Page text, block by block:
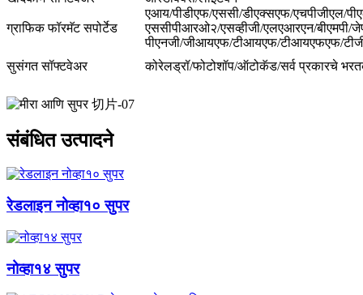
ग्राफिक फॉरमॅट सपोर्टेड
एआय/पीडीएफ/एससी/डीएक्सएफ/एचपीजीएल/
एससीपीआरओ२/एसव्हीजी/एलएआरएन/बीएमपी/
पीएनजी/जीआयएफ/टीआयएफ/टीआयएफएफ/
सुसंगत सॉफ्टवेअर
कोरेलड्रॉ/फोटोशॉप/ऑटोकॅड/सर्व प्रकारचे
संबंधित उत्पादने
रेडलाइन नोव्हा१० सुपर
नोव्हा१४ सुपर